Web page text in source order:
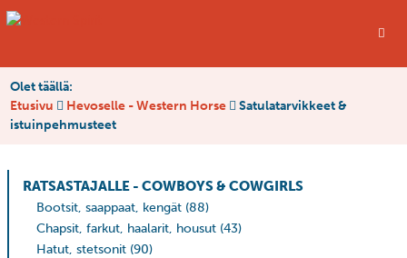
Olet täällä:
Etusivu
Hevoselle - Western Horse
Satulatarvikkeet &
istuinpehmusteet
RATSASTAJALLE - COWBOYS & COWGIRLS
Bootsit, saappaat, kengät (88)
Chapsit, farkut, haalarit, housut (43)
Hatut, stetsonit (90)